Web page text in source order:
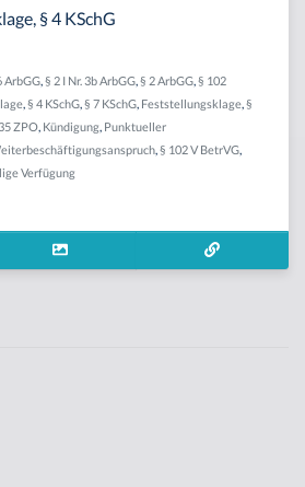
§ 4 KSchG
ArbGG § 2 I Nr. 3b ArbGG § 2 ArbGG § 102
§ 4 KSchG § 7 KSchG Feststellungsklage §
ZPO Kündigung Punktueller
§ 102 V BetrVG
Verfügung